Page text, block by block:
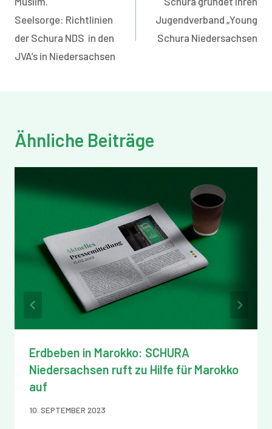
Seelsorge: Richtlinien
der Schura NDS in den
JVA’s in Niedersachsen
Jugendverband „Young
Schura Niedersachsen
Ähnliche Beiträge
Erdbeben in Marokko: SCHURA
Niedersachsen ruft zu Hilfe für Marokko
auf
10. SEPTEMBER 2023